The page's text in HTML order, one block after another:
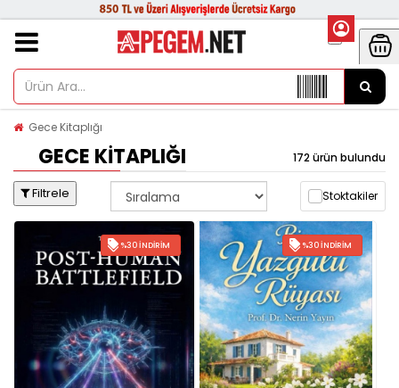
Gece Kitaplığı
GECE KITAPLIĞI 172 ürün bulundu
Filtrele Stoktakiler
%30 İNDIRIM %30 İNDIRIM